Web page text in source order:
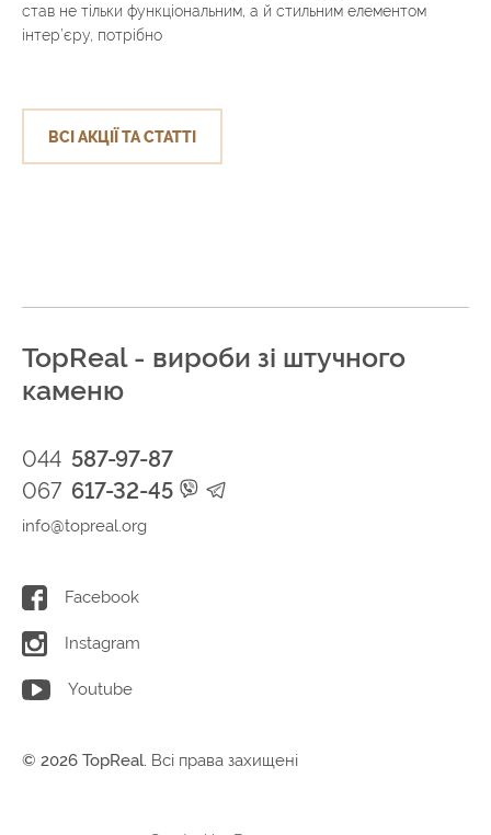
став не тільки функціональним, а й стильним елементом
інтер’єру, потрібно
ВСІ АКЦІЇ ТА СТАТТІ
TopReal - вироби зі штучного
каменю
044 587-97-87
067 617-32-45
info@topreal.org
Facebook
Instagram
Youtube
© 2026 TopReal. Всі права захищені